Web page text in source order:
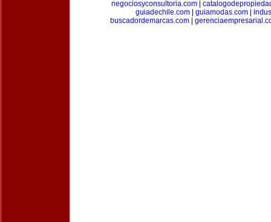
negociosyconsultoria.com|
guiadechile.com
guiamodas.com
buscadordemarcas.com|